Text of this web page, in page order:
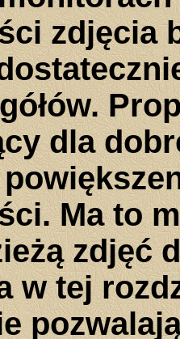
zdjęcia
dla
Ma to
zdjęć
w tej